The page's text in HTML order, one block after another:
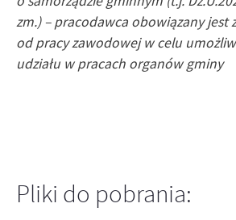
zm.) – pracodawca obowiązany jest
od pracy zawodowej w celu
udziału w pracach organów gminy
Pliki do pobrania: